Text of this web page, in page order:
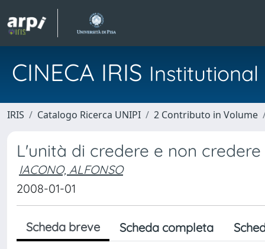
CINECA IRIS
IRIS Catalogo Ricerca UNIPI 2 Contributo in Volume
L'unità di credere e non credere
IACONO, ALFONSO
2008-01-01
Scheda breve Scheda completa